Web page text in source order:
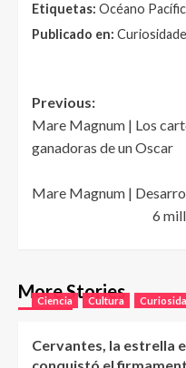
Etiquetas: Océano
Publicado en:
Post
navigation
Previous:
Mare Magnum | Los
ganadoras de un Oscar
Mare Magnum |
6
More Stories
Ciencia Cultura
Cervantes, la estrella